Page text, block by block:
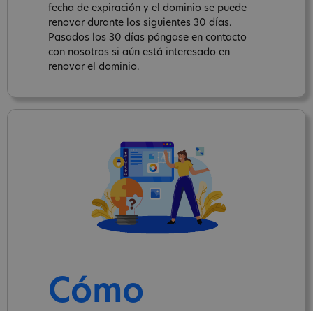
fecha de expiración y el dominio se puede
renovar durante los siguientes 30 días.
Pasados los 30 días póngase en contacto
con nosotros si aún está interesado en
renovar el dominio.
Cómo